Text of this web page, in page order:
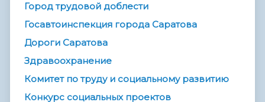
Город трудовой доблести
Госавтоинспекция города Саратова
Дороги Саратова
Здравоохранение
Комитет по труду и социальному развитию
Конкурс социальных проектов